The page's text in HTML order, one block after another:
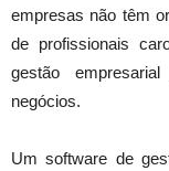
empresas não têm
de profissionais
gestão
negócios.
Um software de